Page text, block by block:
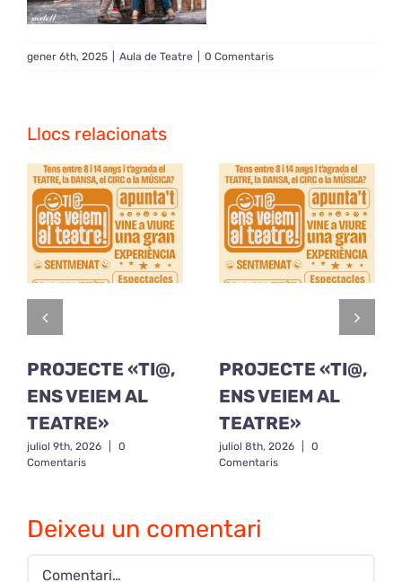
gener 6th, 2025 Aula de Teatre 0 Comentaris
Llocs relacionats
PROJECTE «TI@,
ENS VEIEM AL
TEATRE»
juliol 9th, 2026
0
Comentaris
PROJECTE «TI@,
ENS VEIEM AL
TEATRE»
juliol 8th, 2026
0
Comentaris
Deixeu un comentari
Comment